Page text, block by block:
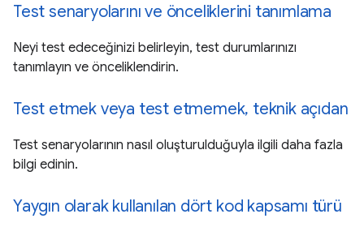
Test senaryolarını ve önceliklerini tanımlama
Neyi test edeceğinizi belirleyin, test durumlarınızı
tanımlayın ve önceliklendirin.
Test etmek veya test etmemek, teknik açıdan
Test senaryolarının nasıl oluşturulduğuyla ilgili daha fazla
bilgi edinin.
Yaygın olarak kullanılan dört kod kapsamı türü